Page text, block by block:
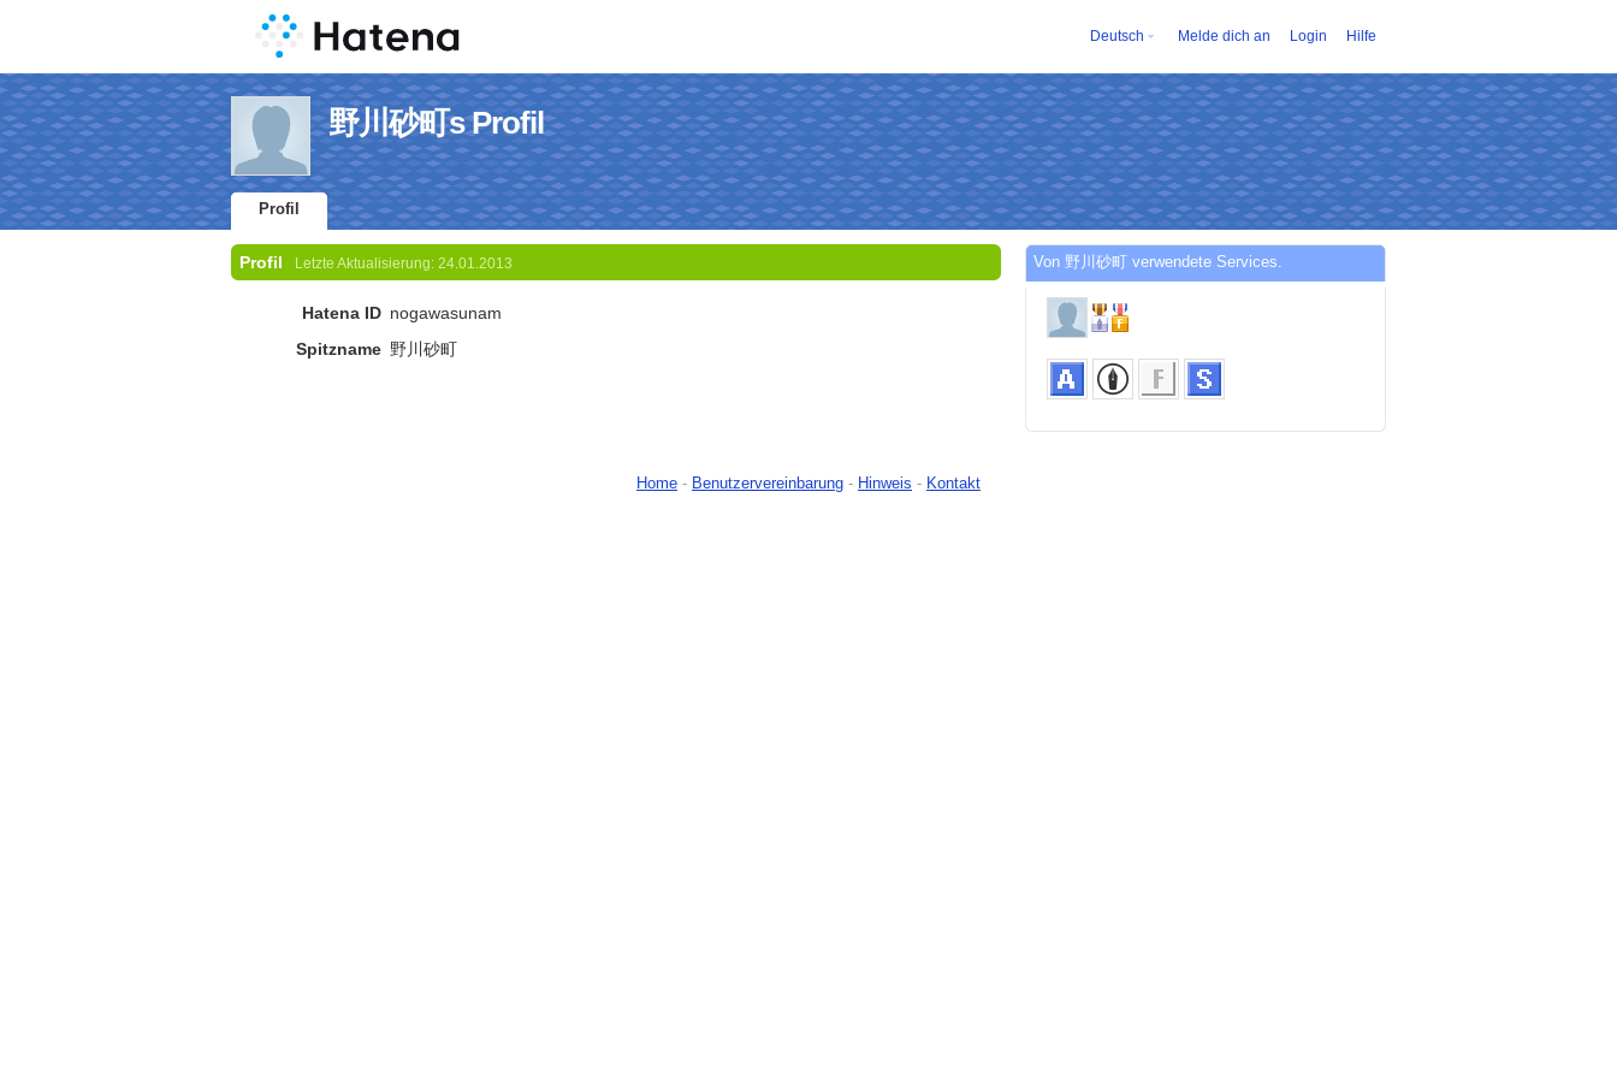
Deutsch Melde dich an Login Hilfe
野川砂町s Profil
Profil
Profil Letzte Aktualisierung: 24.01.2013
Hatena ID nogawasunam
Spitzname 野川砂町
Von 野川砂町 verwendete Services.
Home - Benutzervereinbarung - Hinweis - Kontakt